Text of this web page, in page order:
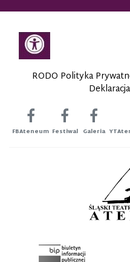
RODO Polityka
FBAteneum Festiwal Galeria